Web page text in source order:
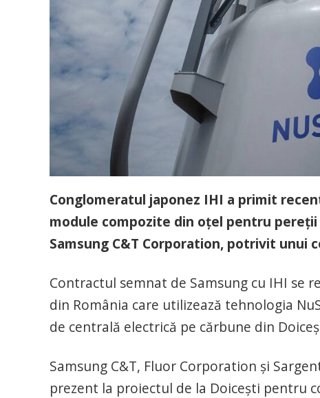
Conglomeratul japonez IHI a primit
module compozite din oțel pentru
Samsung C&T Corporation, potrivit unui
Contractul semnat de Samsung cu IHI se
din România care utilizează tehnologia
de centrală electrică pe cărbune din
Samsung C&T, Fluor Corporation și
prezent la proiectul de la Doicești pentru